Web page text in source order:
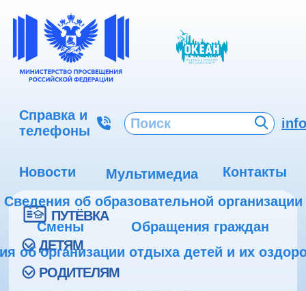
Справка и
телефоны
Новости Мультимедиа
Контакты
Сведения об образовательной организации
Смены
Обращения граждан
об организации отдыха детей и их
ПУТЁВКА
ДЕТЯМ
РОДИТЕЛЯМ